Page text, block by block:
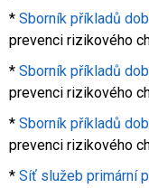
* Sborník příkladů
prevenci rizikového
* Sborník příkladů
prevenci rizikového
* Sborník příkladů
prevenci rizikového
* Síť služeb primární